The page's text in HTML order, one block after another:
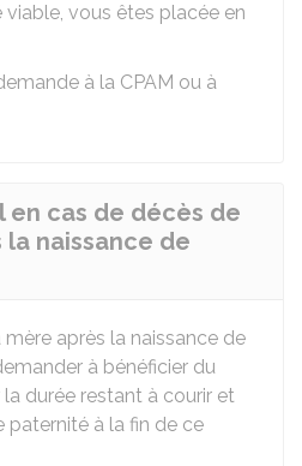
viable, vous êtes placée en
à la CPAM ou à
en cas de décès de
naissance de
après la naissance de
à bénéficier du
durée restant à courir et
paternité à la fin de ce